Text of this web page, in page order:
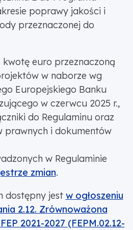
poprawy jakości i
przeznaczonej do
euro przeznaczoną
w naborze wg
Europejskiego Banku
w czerwcu 2025 r.,
do Regulaminu oraz
prawnych i dokumentów
w Regulaminie
zmian.
dostępny jest w ogłoszeniu
2.12. Zrównoważona
2021-2027 (FEPM.02.12-